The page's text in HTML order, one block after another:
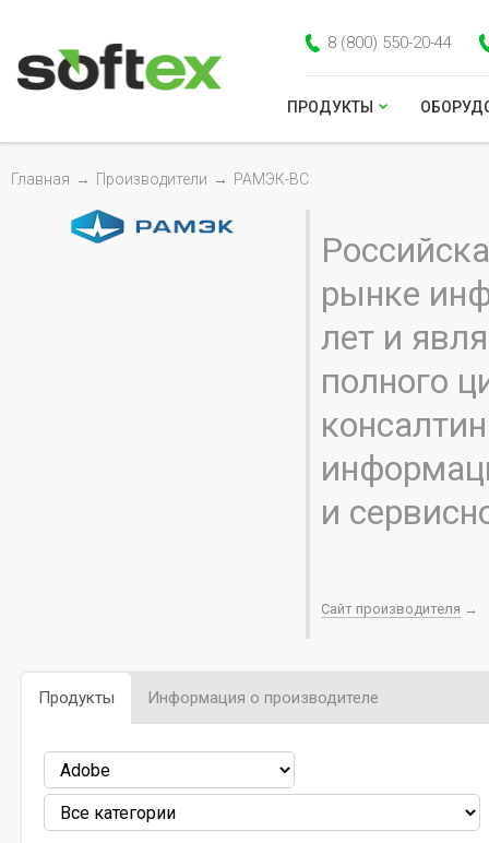
8 (800) 550-20-44
ПРОДУКТЫ
Главная → Производители → РАМЭК-ВС
рынке
лет и
полного
и
Сайт производителя →
Продукты Информация о производителе